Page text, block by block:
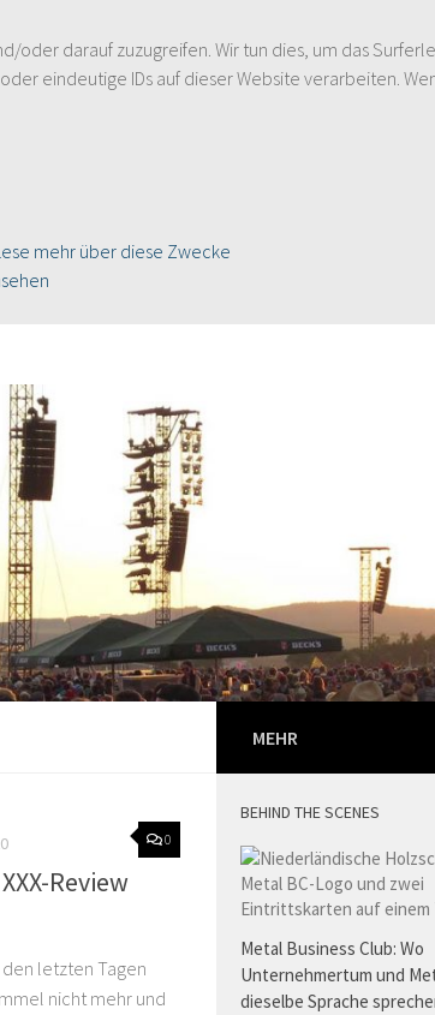
darauf zuzugreifen. Wir tun dies, um das
eindeutige IDs auf dieser Website verarbeiten.
mehr über diese Zwecke
0
Review
letzten Tagen
nicht mehr und
MEHR
BEHIND THE SCENES
Metal Business Club: Wo
Unternehmertum und
dieselbe Sprache